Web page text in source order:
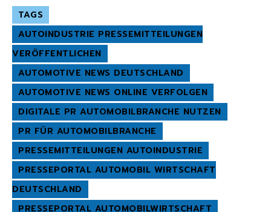
TAGS
AUTOINDUSTRIE PRESSEMITTEILUNGEN
VERÖFFENTLICHEN
AUTOMOTIVE NEWS DEUTSCHLAND
AUTOMOTIVE NEWS ONLINE VERFOLGEN
DIGITALE PR AUTOMOBILBRANCHE NUTZEN
PR FÜR AUTOMOBILBRANCHE
PRESSEMITTEILUNGEN AUTOINDUSTRIE
PRESSEPORTAL AUTOMOBIL WIRTSCHAFT
DEUTSCHLAND
PRESSEPORTAL AUTOMOBILWIRTSCHAFT